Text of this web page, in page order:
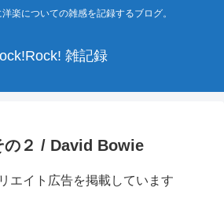
楽についての雑感を記録するブログ。
雑記録
の２ / David Bowie
エイト広告を掲載しています